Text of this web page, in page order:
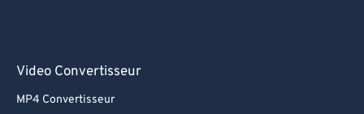
Video Convertisseur
MP4 Convertisseur